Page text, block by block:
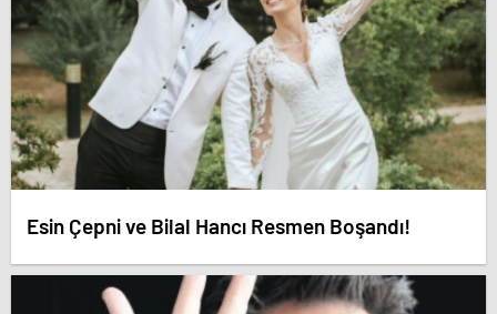
Esin Çepni ve Bilal Hancı Resmen Boşandı!